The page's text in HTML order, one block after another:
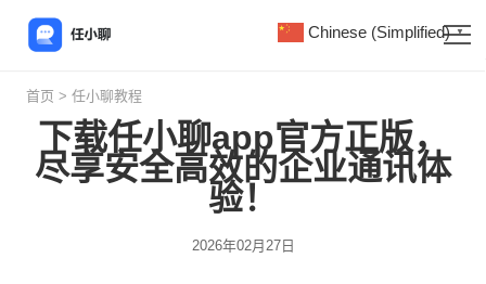
首页 > 任小聊教程
下载任小聊app官方正版，
尽享安全高效的企业通讯体
验！
2026年02月27日
Chinese (Simplified) ▼